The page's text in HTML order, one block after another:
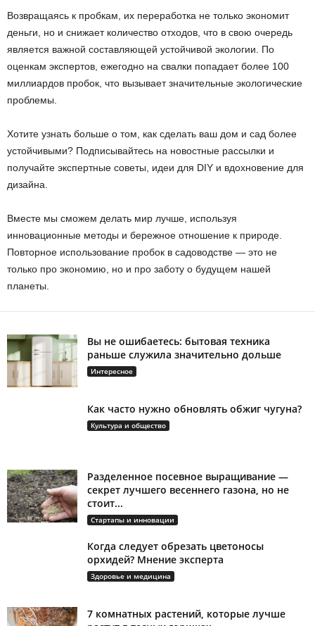
Возвращаясь к пробкам, их переработка не только экономит
деньги, но и снижает количество отходов, что в свою очередь
является важной составляющей устойчивой экологии. По
оценкам экспертов, ежегодно на свалки попадает более 100
миллиардов пробок, что вызывает значительные экологические
проблемы.
Хотите узнать больше о том, как сделать ваш дом и сад более
устойчивыми? Подписывайтесь на новостные рассылки и
получайте экспертные советы, идеи для DIY и вдохновение для
дизайна.
Вместе мы сможем делать мир лучше, используя
инновационные методы и бережное отношение к природе.
Повторное использование пробок в садоводстве — это не
только про экономию, но и про заботу о будущем нашей
планеты.
Вы не ошибаетесь: бытовая техника
раньше служила значительно дольше
Интересное
Как часто нужно обновлять обжиг чугуна?
Культура и общество
Разделенное посевное выращивание —
секрет лучшего весеннего газона, но не
стоит...
Стартапы и инновации
Когда следует обрезать цветоносы
орхидей? Мнение эксперта
Здоровье и медицина
7 комнатных растений, которые лучше